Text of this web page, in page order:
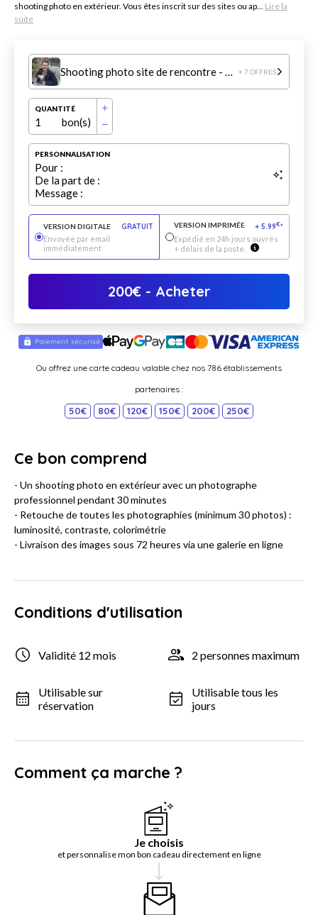
shooting photo en extérieur. Vous êtes inscrit sur des sites ou ap... Lire la
suite
Shooting photo site de rencontre - Minimum 30 photos en téléchargement + 7 OFFRES
QUANTITÉ
1 bon(s)
PERSONNALISATION
Pour :
De la part de :
Message :
VERSION DIGITALE
GRATUIT
Envoyée par email
immédiatement
VERSION IMPRIMÉE + 5.99€*
Expédié en 24h jours ouvrés
+ délais de la poste.
200€- Acheter
Ou offrez une carte cadeau valable chez nos 786 établissements
partenaires :
50€ 80€ 120€ 150€ 200€ 250€
Ce bon comprend
- Un shooting photo en extérieur avec un photographe
professionnel pendant 30 minutes
- Retouche de toutes les photographies (minimum 30 photos) :
luminosité, contraste, colorimétrie
- Livraison des images sous 72 heures via une galerie en ligne
Conditions d'utilisation
Validité 12 mois 2 personnes maximum
Utilisable sur
réservation
Utilisable tous les
jours
Comment ça marche ?
Je choisis
et personnalise mon bon cadeau directement en ligne